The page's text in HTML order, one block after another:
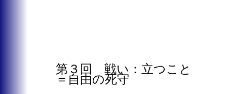
第３回 戦い：立つこと
＝自由の死守